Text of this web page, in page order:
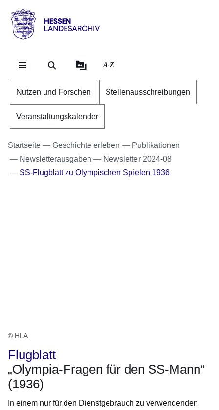
Hessen
Landesarchiv
A-Z
Nutzen und Forschen Stellenausschreibungen
Veranstaltungskalender
Startseite Geschichte erleben
Publikationen
Newsletterausgaben
Newsletter 2024-08
SS-Flugblatt zu Olympischen Spielen 1936
© HLA
Flugblatt
„Olympia-Fragen für den SS-Mann“
(1936)
In einem nur für den Dienstgebrauch zu verwendenden